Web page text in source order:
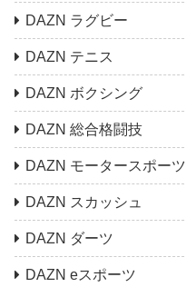
DAZN ラグビー
DAZN テニス
DAZN ボクシング
DAZN 総合格闘技
DAZN モータースポーツ
DAZN スカッシュ
DAZN ダーツ
DAZN eスポーツ